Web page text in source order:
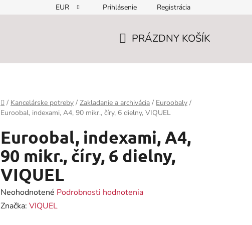
EUR Prihlásenie Registrácia
PRÁZDNY KOŠÍK
Domov
/ Kancelárske potreby / Zakladanie a archivácia / Euroobaly /
Euroobal, indexami, A4, 90 mikr., číry, 6 dielny, VIQUEL
Euroobal, indexami, A4,
90 mikr., číry, 6 dielny,
VIQUEL
Priemerné
hodnotenie
Neohodnotené Podrobnosti hodnotenia
Značka: VIQUEL